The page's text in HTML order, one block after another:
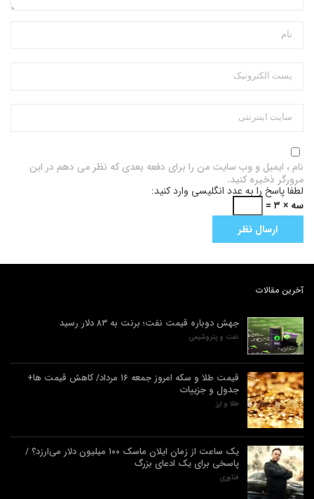
نام ، ایمیل و وب سایت من را برای دفعه بعدی که نظر می دهم در این
مرورگر ذخیره کنید.
لطفا پاسخ را به عدد انگلیسی وارد کنید:
سه × ۳ =
آخرین مقالات
جهش دوباره قیمت نفت؛ برنت به ۸۳ دلار رسید
نفت و پتروشیمی
قیمت طلا و سکه امروز جمعه ۱۶ مرداد/ کاهش قیمت ها+
جدول و جزییات
طلا و ارز
یک ساعت از زمان ایلان ماسک ۱۰۰ میلیون دلار می‌ارزد؟ /
پاسخی برای یک ادعای بزرگ
فناوری